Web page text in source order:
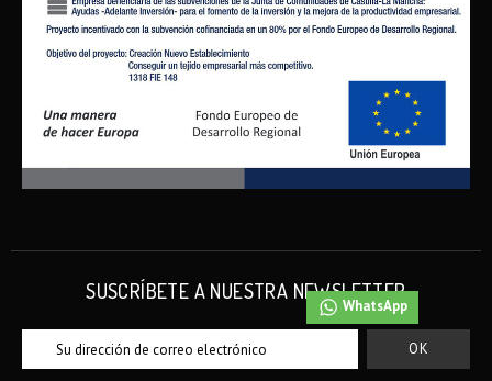
SUSCRÍBETE A NUESTRA NEWSLETTER
WhatsApp
WhatsApp